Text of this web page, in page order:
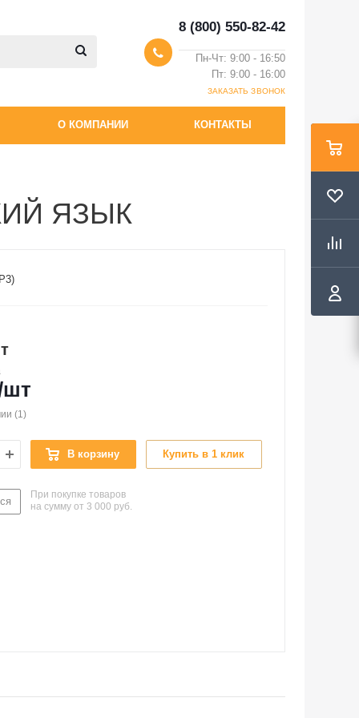
8 (800) 550-82-42
Пн-Чт: 9:00 - 16:50
Пт: 9:00 - 16:00
ЗАКАЗАТЬ ЗВОНОК
О КОМПАНИИ КОНТАКТЫ
ЯЗЫК
(1)
В корзину Купить в 1 клик
При покупке товаров
на сумму от 3 000 руб.